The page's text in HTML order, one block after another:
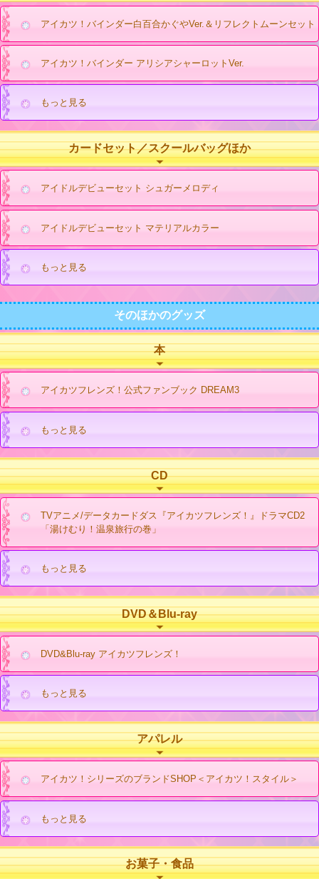
アイカツ！バインダー白百合かぐやVer.＆リフレクトムーンセット
アイカツ！バインダー アリシアシャーロットVer.
もっと見る
カードセット／スクールバッグほか
アイドルデビューセット シュガーメロディ
アイドルデビューセット マテリアルカラー
もっと見る
そのほかのグッズ
本
アイカツフレンズ！公式ファンブック DREAM3
もっと見る
CD
TVアニメ/データカードダス『アイカツフレンズ！』ドラマCD2
「湯けむり！温泉旅行の巻」
もっと見る
DVD＆Blu-ray
DVD&Blu-ray アイカツフレンズ！
もっと見る
アパレル
アイカツ！シリーズのブランドSHOP＜アイカツ！スタイル＞
もっと見る
お菓子・食品